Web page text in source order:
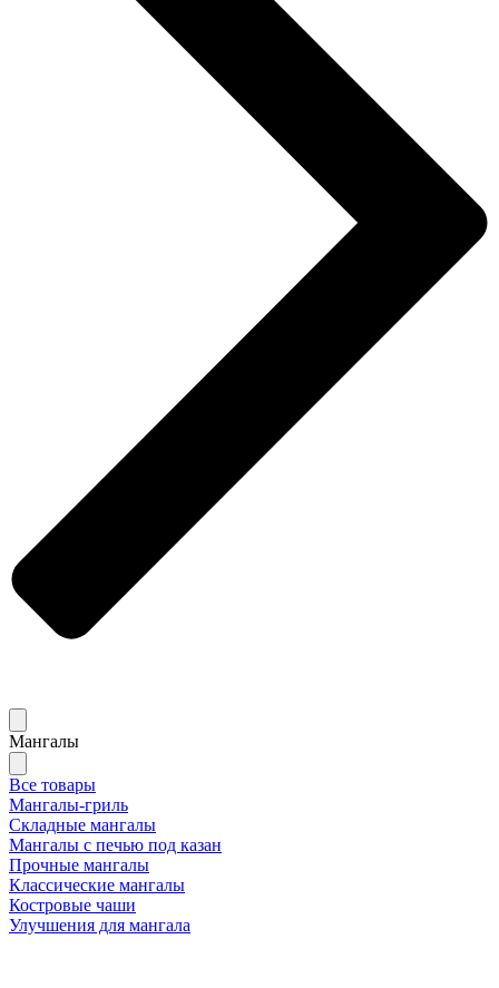
Мангалы
Все товары
Мангалы-гриль
Складные мангалы
Мангалы с печью под казан
Прочные мангалы
Классические мангалы
Костровые чаши
Улучшения для мангала